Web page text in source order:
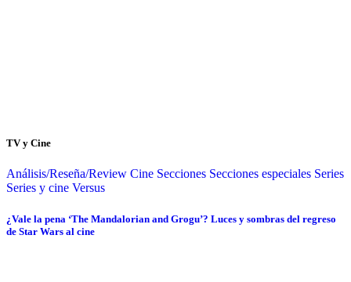
TV y Cine
Análisis/Reseña/Review Cine Secciones Secciones especiales Series
Series y cine Versus
¿Vale la pena ‘The Mandalorian and Grogu’? Luces y sombras del regreso
de Star Wars al cine